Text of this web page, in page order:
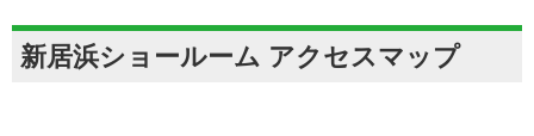
新居浜ショールーム アクセスマップ